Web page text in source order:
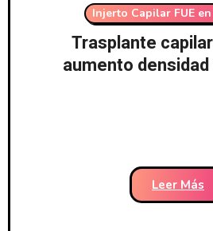
Injerto Capilar FUE
Trasplante
aumento
Leer Más